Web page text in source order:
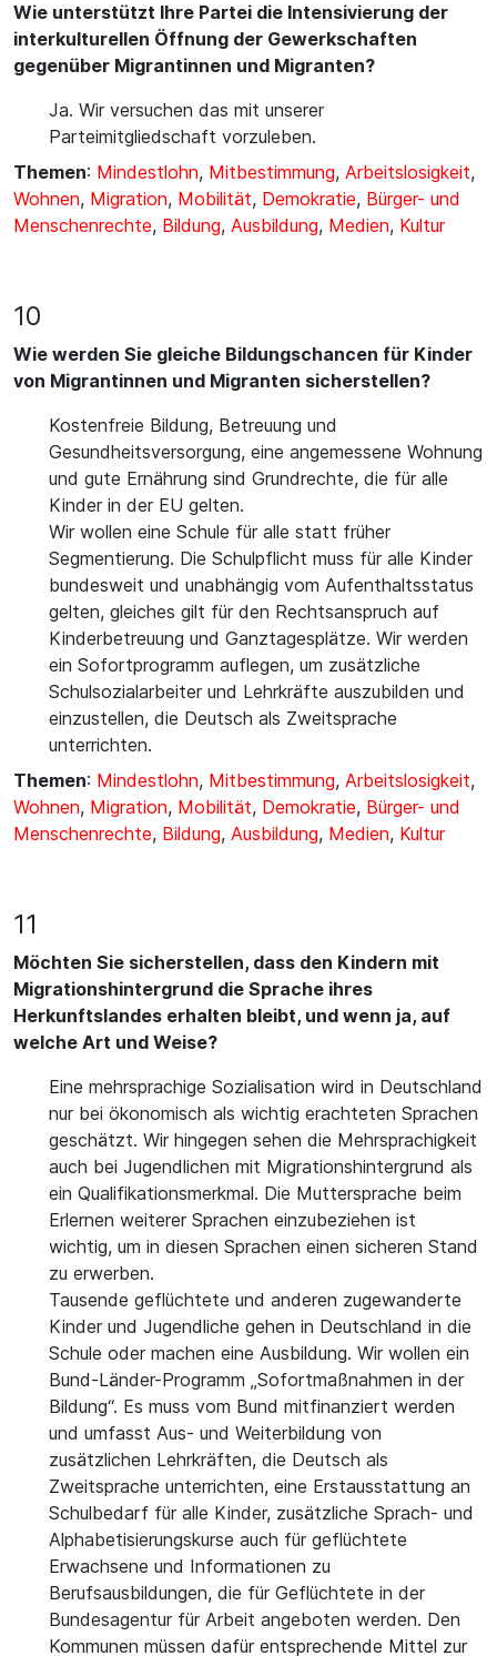
Wie unterstützt Ihre Partei die Intensivierung der
interkulturellen Öffnung der Gewerkschaften
gegenüber Migrantinnen und Migranten?
Ja. Wir versuchen das mit unserer
Parteimitgliedschaft vorzuleben.
Themen: Mindestlohn, Mitbestimmung, Arbeitslosigkeit,
Wohnen, Migration, Mobilität, Demokratie, Bürger- und
Menschenrechte, Bildung, Ausbildung, Medien, Kultur
10
Wie werden Sie gleiche Bildungschancen für Kinder
von Migrantinnen und Migranten sicherstellen?
Kostenfreie Bildung, Betreuung und
Gesundheitsversorgung, eine angemessene Wohnung
und gute Ernährung sind Grundrechte, die für alle
Kinder in der EU gelten.
Wir wollen eine Schule für alle statt früher
Segmentierung. Die Schulpflicht muss für alle Kinder
bundesweit und unabhängig vom Aufenthaltsstatus
gelten, gleiches gilt für den Rechtsanspruch auf
Kinderbetreuung und Ganztagesplätze. Wir werden
ein Sofortprogramm auflegen, um zusätzliche
Schulsozialarbeiter und Lehrkräfte auszubilden und
einzustellen, die Deutsch als Zweitsprache
unterrichten.
Themen: Mindestlohn, Mitbestimmung, Arbeitslosigkeit,
Wohnen, Migration, Mobilität, Demokratie, Bürger- und
Menschenrechte, Bildung, Ausbildung, Medien, Kultur
11
Möchten Sie sicherstellen, dass den Kindern mit
Migrationshintergrund die Sprache ihres
Herkunftslandes erhalten bleibt, und wenn ja, auf
welche Art und Weise?
Eine mehrsprachige Sozialisation wird in Deutschland
nur bei ökonomisch als wichtig erachteten Sprachen
geschätzt. Wir hingegen sehen die Mehrsprachigkeit
auch bei Jugendlichen mit Migrationshintergrund als
ein Qualifikationsmerkmal. Die Muttersprache beim
Erlernen weiterer Sprachen einzubeziehen ist
wichtig, um in diesen Sprachen einen sicheren Stand
zu erwerben.
Tausende geflüchtete und anderen zugewanderte
Kinder und Jugendliche gehen in Deutschland in die
Schule oder machen eine Ausbildung. Wir wollen ein
Bund-Länder-Programm „Sofortmaßnahmen in der
Bildung“. Es muss vom Bund mitfinanziert werden
und umfasst Aus- und Weiterbildung von
zusätzlichen Lehrkräften, die Deutsch als
Zweitsprache unterrichten, eine Erstausstattung an
Schulbedarf für alle Kinder, zusätzliche Sprach- und
Alphabetisierungskurse auch für geflüchtete
Erwachsene und Informationen zu
Berufsausbildungen, die für Geflüchtete in der
Bundesagentur für Arbeit angeboten werden. Den
Kommunen müssen dafür entsprechende Mittel zur